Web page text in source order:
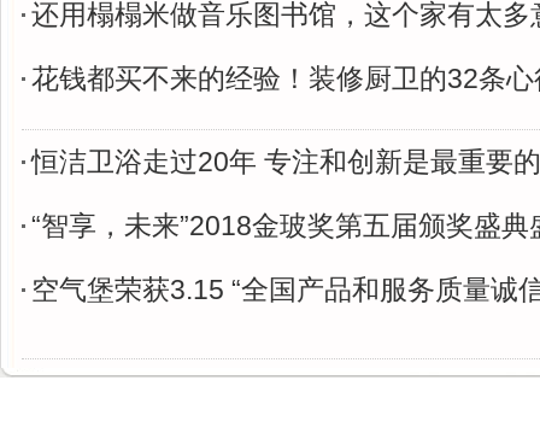
还用榻榻米做音乐图书馆，这个家有太多
花钱都买不来的经验！装修厨卫的32条心
恒洁卫浴走过20年 专注和创新是最重要
“智享，未来”2018金玻奖第五届颁奖盛典
空气堡荣获3.15 “全国产品和服务质量诚